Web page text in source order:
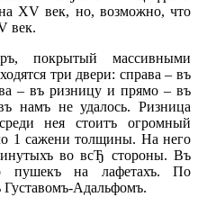
XV век, но, возможно, что
век.
покрытый массивными
три двери: справа – въ
– въ ризницу и прямо – въ
намъ не удалось. Ризница
нея стоитъ огромный
1 сажени толщины. На него
во всЂ стороны. Въ
пушекъ на лафетахъ. По
Адальфомъ.